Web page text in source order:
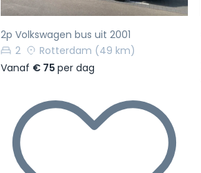
2p Volkswagen bus uit 2001
2
Rotterdam (49 km)
Vanaf € 75 per dag